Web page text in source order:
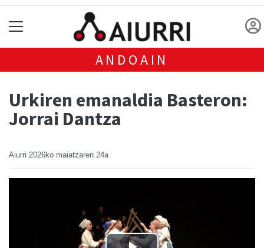
ANDOAIN
Urkiren emanaldia Basteron:
Jorrai Dantza
Aiurri 2026ko maiatzaren 24a